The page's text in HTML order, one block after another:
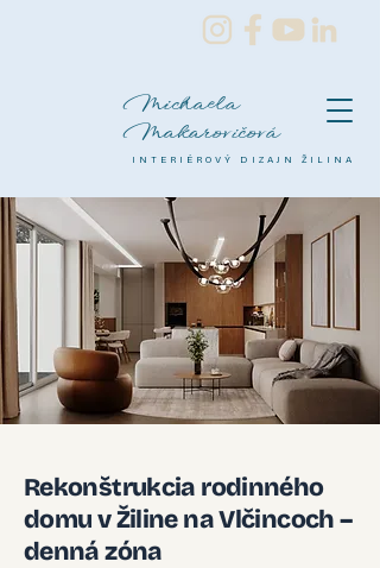
Michaela
Makarovičová
INTERIÉROVÝ DIZAJN ŽILINA
Rekonštrukcia rodinného
domu v Žiline na Vlčincoch –
denná zóna